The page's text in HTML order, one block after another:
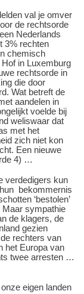
val je omver
de rechtsorde
Nederlands
3% rechten
chemisch
in Luxemburg
rechtsorde in
die door
Wat betreft de
aandelen in
voelde bij
weliswaar dat
met het
zich niet kon
Een nieuwe
4) …
verdedigers kun
bekommernis
‘bestolen’
sympathie
de klagers, de
gezien
rechters van
het Europa van
twee arresten …
eigen landen